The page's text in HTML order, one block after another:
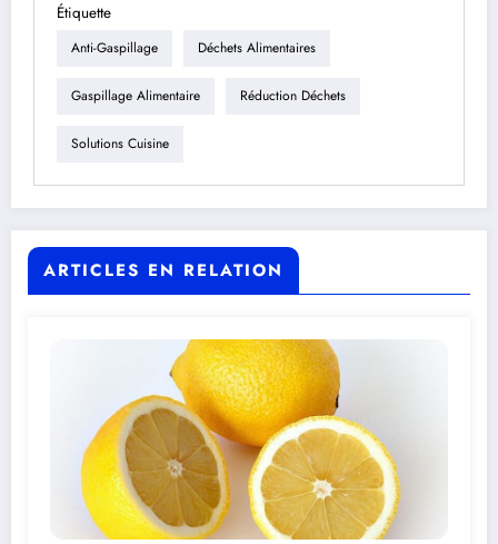
Étiquette
Anti-Gaspillage Déchets Alimentaires
Gaspillage Alimentaire Réduction Déchets
Solutions Cuisine
ARTICLES EN RELATION